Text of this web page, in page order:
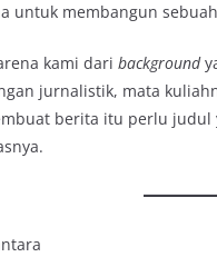
untuk membangun sebuah
kami dari background
jurnalistik, mata
berita itu perlu